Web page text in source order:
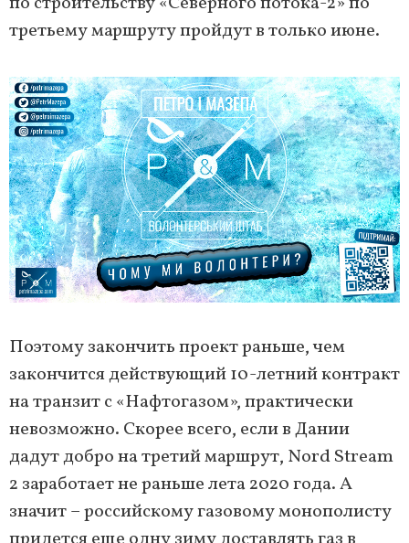
третьему маршруту пройдут в только июне.
Поэтому закончить проект раньше, чем
закончится действующий 10-летний контракт
на транзит с «Нафтогазом», практически
невозможно. Скорее всего, если в Дании
дадут добро на третий маршрут, Nord Stream
2 заработает не раньше лета 2020 года. А
значит – российскому газовому монополисту